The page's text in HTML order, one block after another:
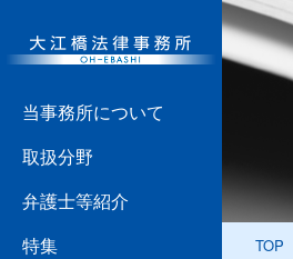
当事務所について
取扱分野
弁護士等紹介
特集
TOP